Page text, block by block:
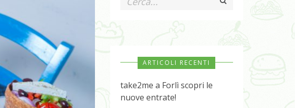
ARTICOLI RECENTI
take2me a Forlì scopri le
nuove entrate!